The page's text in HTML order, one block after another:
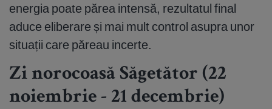
energia poate părea intensă, rezultatul final
aduce eliberare și mai mult control asupra unor
situații care păreau incerte.
Zi norocoasă Săgetător (22
noiembrie - 21 decembrie)